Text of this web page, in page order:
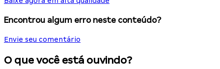
Encontrou algum erro neste conteúdo?
Envie seu comentário
O que você está ouvindo?